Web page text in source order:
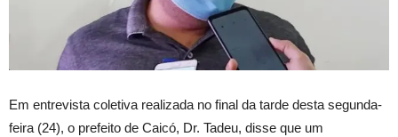
Em entrevista coletiva realizada no final da tarde desta segunda-
feira (24), o prefeito de Caicó, Dr. Tadeu, disse que um